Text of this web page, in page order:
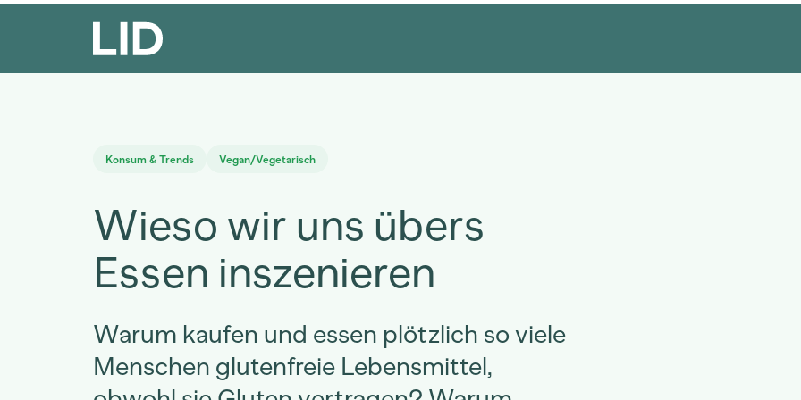
Konsum & Trends Vegan/Vegetarisch
Wieso wir uns übers
Essen inszenieren
Warum kaufen und essen plötzlich so viele
Menschen glutenfreie Lebensmittel,